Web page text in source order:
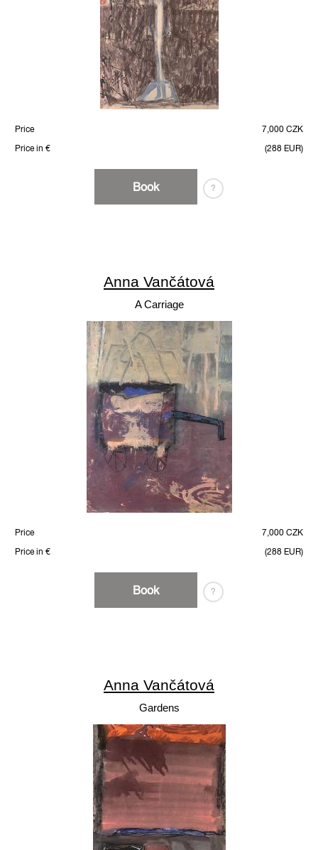
Price
7,000 CZK
Price in €
(288 EUR)
Book ?
Anna Vančátová
A Carriage
Price
7,000 CZK
Price in €
(288 EUR)
Book ?
Anna Vančátová
Gardens